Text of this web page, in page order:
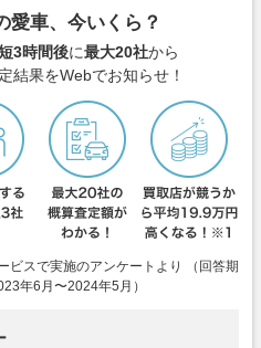
ロス
悟「身体は100％じ
成績の可能性は低い」
2026.08.07
愛車、今いくら？
3時間後に最大20社から
結果をWebでお知らせ！
ビスで実施のアンケートより （回答期
年6月〜2024年5月）